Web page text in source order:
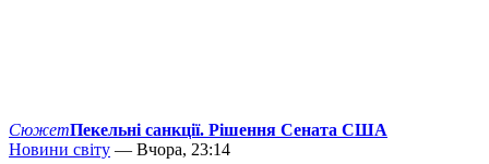
СюжетПекельні санкції. Рішення Сената США
Новини світу — Вчора, 23:14